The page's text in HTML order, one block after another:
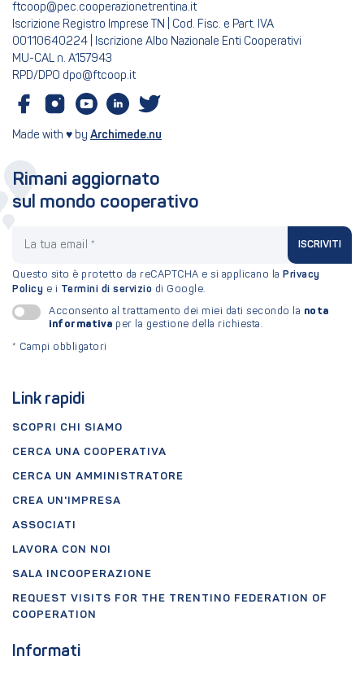
ftcoop@pec.cooperazionetrentina.it
Iscrizione Registro Imprese TN | Cod. Fisc. e Part. IVA
00110640224 | Iscrizione Albo Nazionale Enti Cooperativi
MU-CAL n. A157943
RPD/DPO dpo@ftcoop.it
Made with ♥ by Archimede.nu
Link rapidi
SCOPRI CHI SIAMO
CERCA UNA COOPERATIVA
CERCA UN AMMINISTRATORE
CREA UN'IMPRESA
ASSOCIATI
LAVORA CON NOI
SALA INCOOPERAZIONE
REQUEST VISITS FOR THE TRENTINO FEDERATION OF
COOPERATION
Informati
Rimani aggiornato
sul mondo cooperativo
ISCRIVITI
Questo sito è protetto da reCAPTCHA e si applicano la Privacy
Policy e i Termini di servizio di Google.
Acconsento al trattamento dei miei dati secondo la nota
informativa per la gestione della richiesta.
* Campi obbligatori